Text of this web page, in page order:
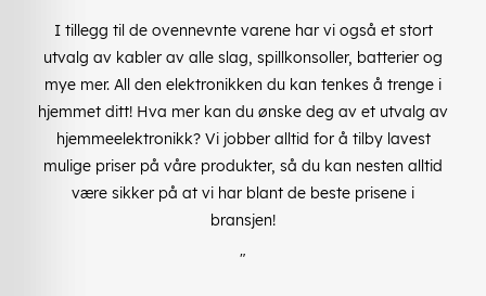
I tillegg til de ovennevnte varene har vi også et stort
utvalg av kabler av alle slag, spillkonsoller, batterier og
mye mer. All den elektronikken du kan tenkes å trenge i
hjemmet ditt! Hva mer kan du ønske deg av et utvalg av
hjemmeelektronikk? Vi jobber alltid for å tilby lavest
mulige priser på våre produkter, så du kan nesten alltid
være sikker på at vi har blant de beste prisene i
bransjen!
"